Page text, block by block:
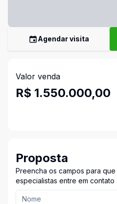
Agendar visita
Valor venda
R$ 1.550.000,00
Proposta
Preencha os campos para
especialistas entre em contato